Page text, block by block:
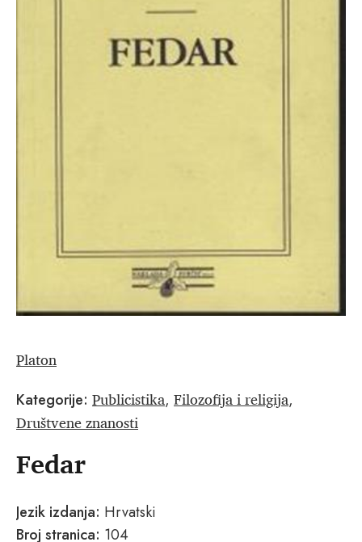
Platon
Kategorije: Publicistika, Filozofija i religija,
Društvene znanosti
Fedar
Jezik izdanja: Hrvatski
Broj stranica: 104